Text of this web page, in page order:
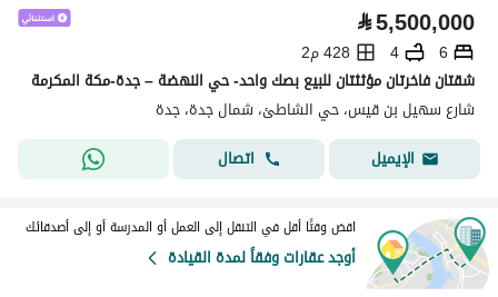
⃁5,500,000
6
4
428 م2
شقتان فاخرتان مؤثثتان للبيع بصك واحد- حي النهضة – جدة-مكة المكرمة
شارع سهيل بن قيس، حي الشاطئ، شمال جدة، جدة
الإيميل
اتصال
اقض وقتًا أقل في التنقل إلى العمل أو المدرسة أو إلى أصدقائك
أوجد عقارات وفقاً لمدة القيادة